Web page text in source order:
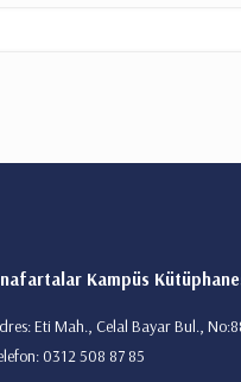
Kampüs
Eti Mah., Celal Bayar Bul.,
0312 508 87 85